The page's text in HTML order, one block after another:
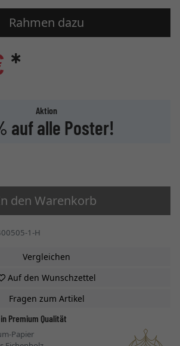
Rahmen dazu
*
Aktion
auf alle Poster!
den Warenkorb
1-H
Vergleichen
Auf den Wunschzettel
Fragen zum Artikel
Premium Qualität
Papier